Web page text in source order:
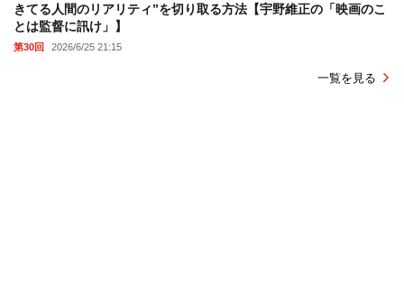
きてる人間のリアリティ”を切り取る方法【宇野維正の「映画のこ
とは監督に訊け」】
第30回 2026/6/25 21:15
一覧を見る